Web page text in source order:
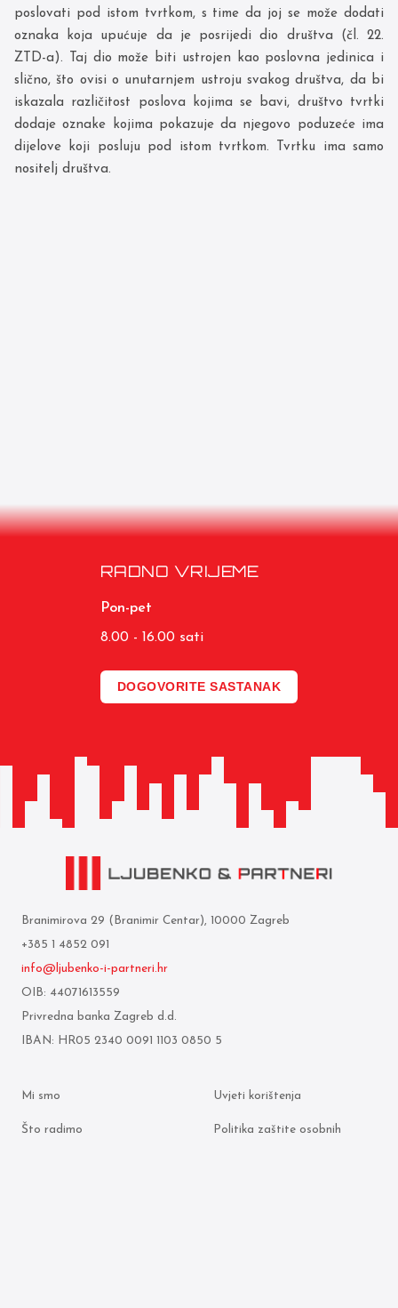
poslovati pod istom tvrtkom, s time da joj se može dodati
oznaka koja upućuje da je posrijedi dio društva (čl. 22.
ZTD-a). Taj dio može biti ustrojen kao poslovna jedinica i
slično, što ovisi o unutarnjem ustroju svakog društva, da bi
iskazala različitost poslova kojima se bavi, društvo tvrtki
dodaje oznake kojima pokazuje da njegovo poduzeće ima
dijelove koji posluju pod istom tvrtkom. Tvrtku ima samo
nositelj društva.
RADNO VRIJEME
Pon-pet
8.00 - 16.00 sati
DOGOVORITE SASTANAK
Branimirova 29 (Branimir Centar), 10000 Zagreb
+385 1 4852 091
info@ljubenko-i-partneri.hr
OIB: 44071613559
Privredna banka Zagreb d.d.
IBAN: HR05 2340 0091 1103 0850 5
Mi smo
Što radimo
Uvjeti korištenja
Politika zaštite osobnih